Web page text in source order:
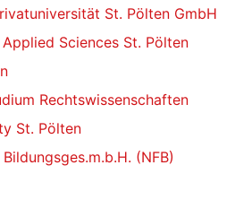
St. Pölten GmbH
Sciences St. Pölten
Rechtswissenschaften
St. Pölten
(NFB)